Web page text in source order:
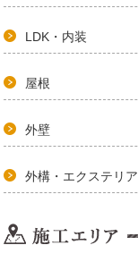
LDK・内装
屋根
外壁
外構・エクステリア